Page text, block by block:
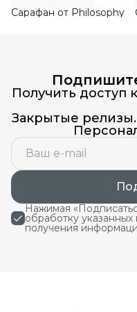
Сарафан от Philosophy
Получить доступ
Закрытые
Нажимая
обработку
получения